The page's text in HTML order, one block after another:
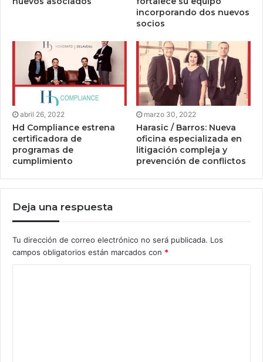
incorporando dos nuevos
socios
abril 26, 2022
Hd Compliance estrena
certificadora de
programas de
cumplimiento
marzo 30, 2022
Harasic / Barros: Nueva
oficina especializada en
litigación compleja y
prevención de conflictos
Deja una respuesta
Tu dirección de correo electrónico no será publicada. Los
campos obligatorios están marcados con *